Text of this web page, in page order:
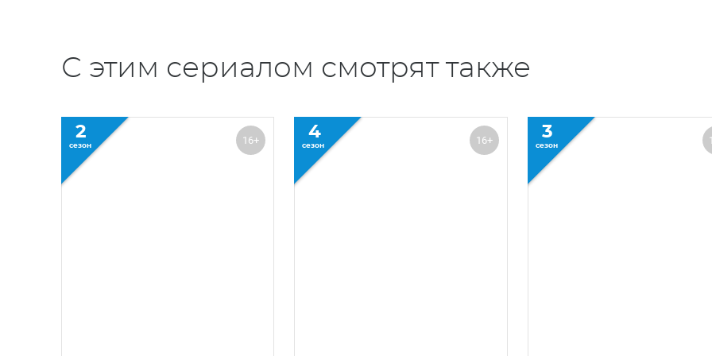
С этим сериалом смотрят также
2
сезон 16+ 4
сезон 16+ 3
сезон